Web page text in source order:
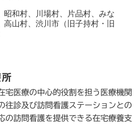
昭和村、川場村、片品村、みな
高山村、渋川市（旧子持村・旧
医療の中心的役割を担う医療機関
往診及び訪問看護ステーションとの
の訪問看護を提供できる在宅療養支